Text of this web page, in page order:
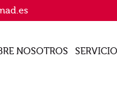
NOSOTROS